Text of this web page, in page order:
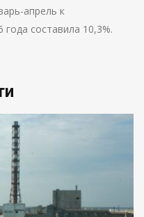
апрель к
составила 10,3%.